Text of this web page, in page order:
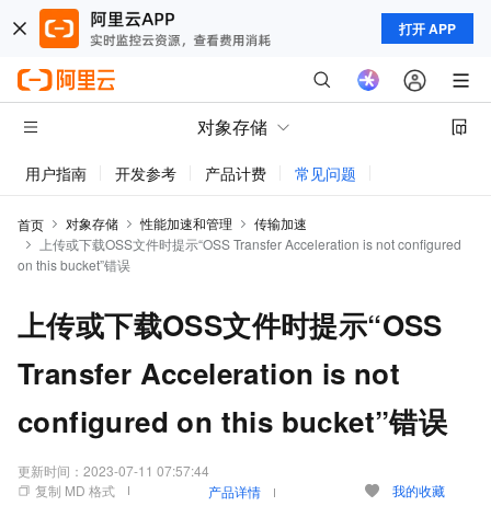
打开 APP
对象存储
用户指南 开发参考 产品计费 常见问题
首页 对象存储 性能加速和管理
传输加速
上传或下载OSS文件时提示“OSS Transfer Acceleration is not configured
on this bucket”错误
上传或下载OSS文件时提示“OSS
Transfer Acceleration is not
configured on this bucket”错误
更新时间： 2023-07-11 07:57:44
复制 MD 格式
产品详情 我的收藏